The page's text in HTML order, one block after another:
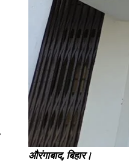
औरंगाबाद, बिहार।